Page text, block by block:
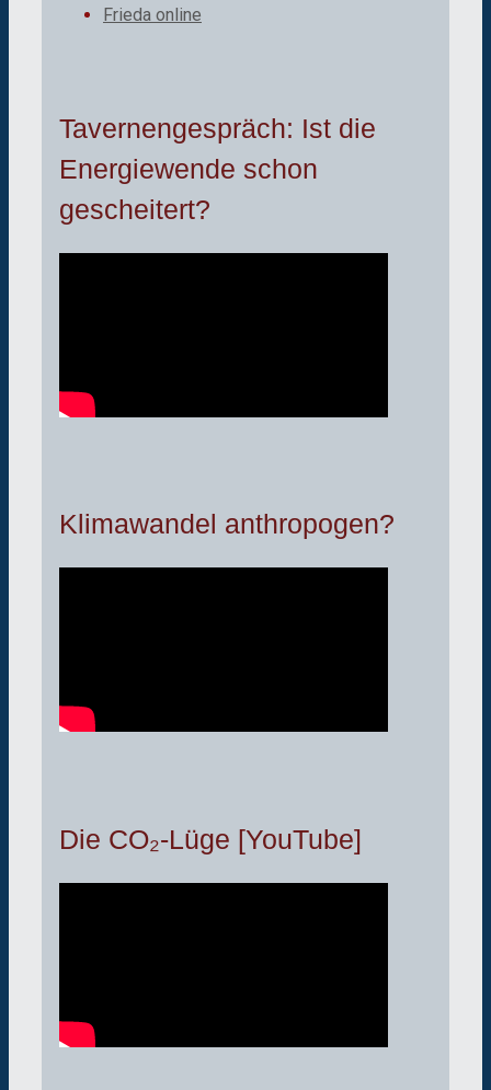
Frieda online
Tavernengespräch: Ist die
Energiewende schon
gescheitert?
Klimawandel anthropogen?
Die CO₂-Lüge [YouTube]